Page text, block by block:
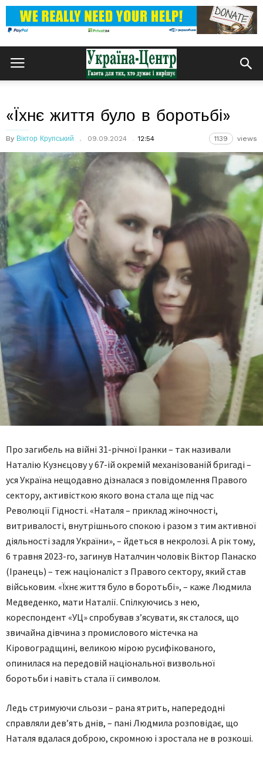
«Їхнє життя було в боротьбі»
By Віктор Крупський 09.09.2024 12:54 1139 views
Про загибель на війні 31-річної Іранки – так називали
Наталію Кузнєцову у 67-ій окремій механізованій бригаді –
уся Україна нещодавно дізналася з повідомлення Правого
сектору, активісткою якого вона стала ще під час
Революції Гідності. «Наталя – приклад жіночності,
витривалості, внутрішнього спокою і разом з тим активної
діяльності задля України», – йдеться в некролозі. А рік тому,
6 травня 2023-го, загинув Наталчин чоловік Віктор Панаско
(Іранець) – теж націоналіст з Правого сектору, який став
військовим. «Їхнє життя було в боротьбі», – каже Людмила
Медведенко, мати Наталії. Спілкуючись з нею,
кореспондент «УЦ» спробував з’ясувати, як сталося, що
звичайна дівчина з промислового містечка на
Кіровоградщині, великою мірою русифікованого,
опинилася на передовій національної визвольної
боротьби і навіть стала її символом.
Ледь стримуючи сльози – рана ятрить, напередодні
справляли дев’ять днів, – пані Людмила розповідає, що
Наталя вдалася доброю, скромною і зростала не в розкоші.